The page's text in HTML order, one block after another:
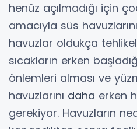
henüz açılmadığı için
amacıyla süs
havuzlar oldukça
sıcakların erken
önlemleri alması ve
havuzlarını daha erken
gerekiyor. Havuzların